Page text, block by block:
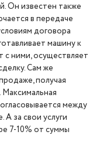
Он известен также
в передаче
договора
машину к
ними, осуществляет
Сам же
получая
между
за свои услуги
7-10% от суммы